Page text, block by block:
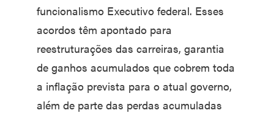
funcionalismo Executivo federal. Esses
acordos têm apontado para
reestruturações das carreiras, garantia
de ganhos acumulados que cobrem toda
a inflação prevista para o atual governo,
além de parte das perdas acumuladas